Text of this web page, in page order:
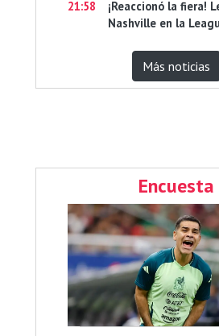
21:58
¡Reaccionó la fiera!
Nashville en la
Más noticias
Encuesta